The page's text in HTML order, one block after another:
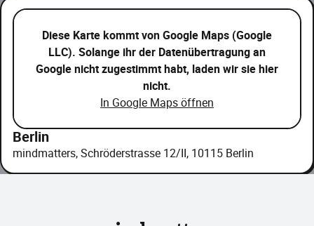
Diese Karte kommt von Google Maps (Google
LLC). Solange ihr der Datenübertragung an
Google nicht zugestimmt habt, laden wir sie hier
nicht.
In Google Maps öffnen
Berlin
mindmatters, Schröderstrasse 12/II, 10115 Berlin